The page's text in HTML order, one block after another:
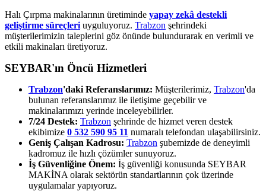
Halı Çırpma makinalarının üretiminde yapay zekâ destekli
geliştirme süreçleri uyguluyoruz. Trabzon şehrindeki
müşterilerimizin taleplerini göz önünde bulundurarak en verimli ve
etkili makinaları üretiyoruz.
SEYBAR'ın Öncü Hizmetleri
Trabzon'daki Referanslarımız: Müşterilerimiz, Trabzon'da
bulunan referanslarımız ile iletişime geçebilir ve
makinalarımızı yerinde inceleyebilirler.
7/24 Destek: Trabzon şehrinde de hizmet veren destek
ekibimize 0 532 590 95 11 numaralı telefondan ulaşabilirsiniz.
Geniş Çalışan Kadrosu: Trabzon şubemizde de deneyimli
kadromuz ile hızlı çözümler sunuyoruz.
İş Güvenliğine Önem: İş güvenliği konusunda SEYBAR
MAKİNA olarak sektörün standartlarının çok üzerinde
uygulamalar yapıyoruz.